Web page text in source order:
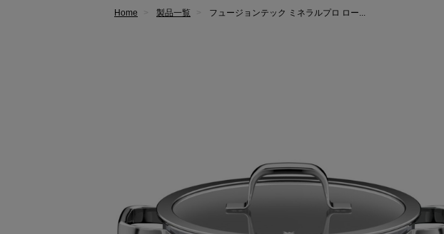
Home 製品一覧 フュージョンテック ミネラルプロ ロー...